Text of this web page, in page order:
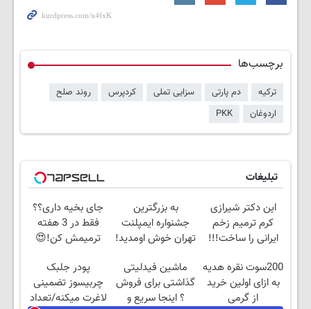
برچسب‌ها
ترکیه دم پارتی سزایی تملی کردپرس
روند صلح
اردوغان
PKK
تبلیغات
این دکتر شیرازی
کرم ترمیم زخم
ایرانی را ساخت!!!
به بزرگترین
جشنواره ایمپلنت
تهران خوش اومدید!
جای بخیه داری؟؟
فقط در 3 هفته
ترمیمش کن!😍
200سوت نقره هدیه
به ازای اولین خرید
از گرمی
ماشین فیدلیتی
گذاشتی برای فروش
؟ اینجا سریع و
پودر جلبک
چربیسوز تضمینی
لاغرت میکنه/تعداد